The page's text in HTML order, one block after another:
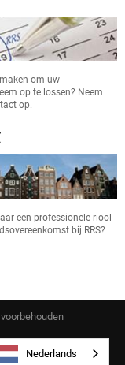
om uw
op te lossen? Neem
op.
een professionele riool-
bij RRS?
Nederlands